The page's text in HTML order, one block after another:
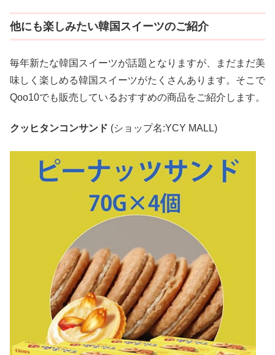
他にも楽しみたい韓国スイーツのご紹介
毎年新たな韓国スイーツが話題となりますが、まだまだ美
味しく楽しめる韓国スイーツがたくさんあります。そこで
Qoo10でも販売しているおすすめの商品をご紹介します。
クッヒタンコンサンド (ショップ名:YCY MALL)